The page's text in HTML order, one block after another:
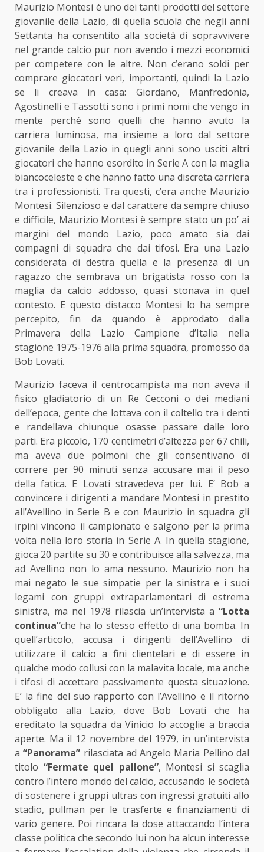
Maurizio Montesi è uno dei tanti prodotti del settore
giovanile della Lazio, di quella scuola che negli anni
Settanta ha consentito alla società di sopravvivere
nel grande calcio pur non avendo i mezzi economici
per competere con le altre. Non c’erano soldi per
comprare giocatori veri, importanti, quindi la Lazio
se li creava in casa: Giordano, Manfredonia,
Agostinelli e Tassotti sono i primi nomi che vengo in
mente perché sono quelli che hanno avuto la
carriera luminosa, ma insieme a loro dal settore
giovanile della Lazio in quegli anni sono usciti altri
giocatori che hanno esordito in Serie A con la maglia
biancoceleste e che hanno fatto una discreta carriera
tra i professionisti. Tra questi, c’era anche Maurizio
Montesi. Silenzioso e dal carattere da sempre chiuso
e difficile, Maurizio Montesi è sempre stato un po’ ai
margini del mondo Lazio, poco amato sia dai
compagni di squadra che dai tifosi. Era una Lazio
considerata di destra quella e la presenza di un
ragazzo che sembrava un brigatista rosso con la
maglia da calcio addosso, quasi stonava in quel
contesto. E questo distacco Montesi lo ha sempre
percepito, fin da quando è approdato dalla
Primavera della Lazio Campione d’Italia nella
stagione 1975-1976 alla prima squadra, promosso da
Bob Lovati.
Maurizio faceva il centrocampista ma non aveva il
fisico gladiatorio di un Re Cecconi o dei mediani
dell’epoca, gente che lottava con il coltello tra i denti
e randellava chiunque osasse passare dalle loro
parti. Era piccolo, 170 centimetri d’altezza per 67 chili,
ma aveva due polmoni che gli consentivano di
correre per 90 minuti senza accusare mai il peso
della fatica. E Lovati stravedeva per lui. E’ Bob a
convincere i dirigenti a mandare Montesi in prestito
all’Avellino in Serie B e con Maurizio in squadra gli
irpini vincono il campionato e salgono per la prima
volta nella loro storia in Serie A. In quella stagione,
gioca 20 partite su 30 e contribuisce alla salvezza, ma
ad Avellino non lo ama nessuno. Maurizio non ha
mai negato le sue simpatie per la sinistra e i suoi
legami con gruppi extraparlamentari di estrema
sinistra, ma nel 1978 rilascia un’intervista a “Lotta
continua”che ha lo stesso effetto di una bomba. In
quell’articolo, accusa i dirigenti dell’Avellino di
utilizzare il calcio a fini clientelari e di essere in
qualche modo collusi con la malavita locale, ma anche
i tifosi di accettare passivamente questa situazione.
E’ la fine del suo rapporto con l’Avellino e il ritorno
obbligato alla Lazio, dove Bob Lovati che ha
ereditato la squadra da Vinicio lo accoglie a braccia
aperte. Ma il 12 novembre del 1979, in un’intervista
a“Panorama” rilasciata ad Angelo Maria Pellino dal
titolo “Fermate quel pallone”, Montesi si scaglia
contro l’intero mondo del calcio, accusando le società
di sostenere i gruppi ultras con ingressi gratuiti allo
stadio, pullman per le trasferte e finanziamenti di
vario genere. Poi rincara la dose attaccando l’intera
classe politica che secondo lui non ha alcun interesse